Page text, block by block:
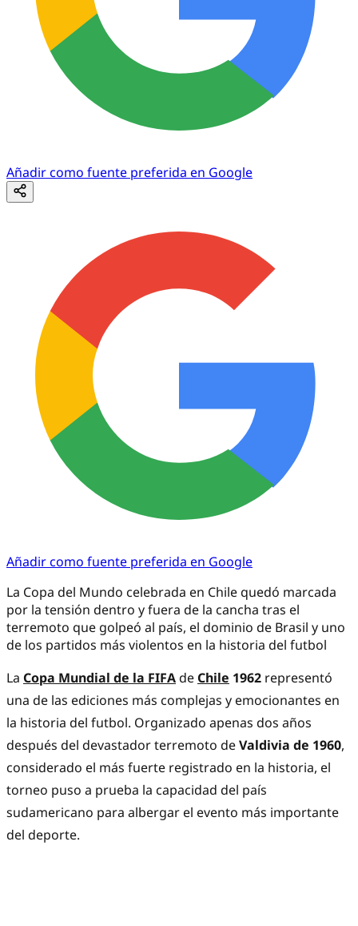
Añadir como fuente preferida en Google
Añadir como fuente preferida en Google
La Copa del Mundo celebrada en Chile quedó marcada
por la tensión dentro y fuera de la cancha tras el
terremoto que golpeó al país, el dominio de Brasil y uno
de los partidos más violentos en la historia del futbol
La Copa Mundial de la FIFAde Chile 1962 representó
una de las ediciones más complejas y emocionantes en
la historia del futbol. Organizado apenas dos años
después del devastador terremoto deValdivia de 1960,
considerado el más fuerte registrado en la historia, el
torneo puso a prueba la capacidad del país
sudamericano para albergar el evento más importante
del deporte.